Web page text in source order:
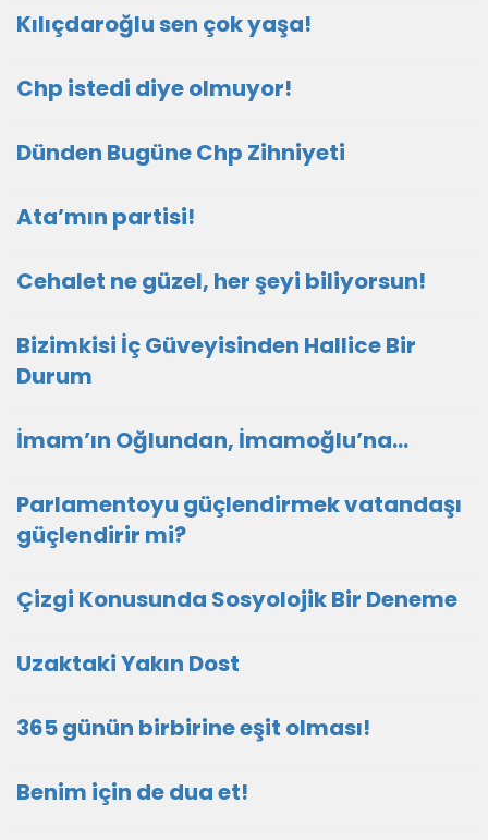
Kılıçdaroğlu sen çok yaşa!
Chp istedi diye olmuyor!
Dünden Bugüne Chp Zihniyeti
Ata’mın partisi!
Cehalet ne güzel, her şeyi biliyorsun!
Bizimkisi İç Güveyisinden Hallice Bir
Durum
İmam’ın Oğlundan, İmamoğlu’na…
Parlamentoyu güçlendirmek vatandaşı
güçlendirir mi?
Çizgi Konusunda Sosyolojik Bir Deneme
Uzaktaki Yakın Dost
365 günün birbirine eşit olması!
Benim için de dua et!